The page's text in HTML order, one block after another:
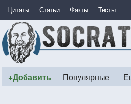
Цитаты Статьи Факты Тесты
+Добавить Популярные